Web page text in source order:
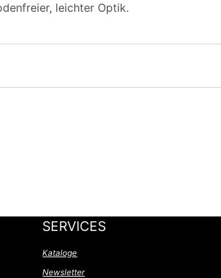
leichter Optik.
SERVICES
Kataloge
Newsletter